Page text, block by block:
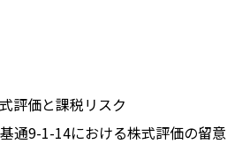
評価と課税リスク
通9-1-14における株式評価の留意